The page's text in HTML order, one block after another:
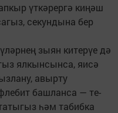
үткәрергә киңәш
секундына бер
зыян китерүе дә
ялкынсын­са, яисә
авырту
башланса — те­
һәм табибка